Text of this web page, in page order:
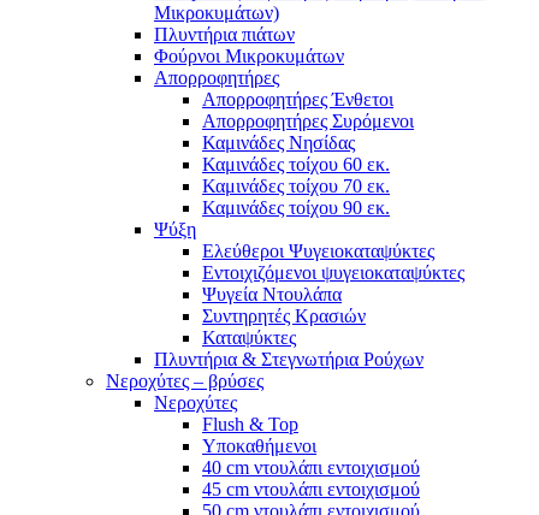
Μικροκυμάτων)
Πλυντήρια πιάτων
Φούρνοι Μικροκυμάτων
Απορροφητήρες
Απορροφητήρες Ένθετοι
Απορροφητήρες Συρόμενοι
Καμινάδες Νησίδας
Καμινάδες τοίχου 60 εκ.
Καμινάδες τοίχου 70 εκ.
Καμινάδες τοίχου 90 εκ.
Ψύξη
Ελεύθεροι Ψυγειοκαταψύκτες
Εντοιχιζόμενοι ψυγειοκαταψύκτες
Ψυγεία Ντουλάπα
Συντηρητές Κρασιών
Καταψύκτες
Πλυντήρια & Στεγνωτήρια Ρούχων
Νεροχύτες – βρύσες
Νεροχύτες
Flush & Top
Υποκαθήμενοι
40 cm ντουλάπι εντοιχισμού
45 cm ντουλάπι εντοιχισμού
50 cm ντουλάπι εντοιχισμού